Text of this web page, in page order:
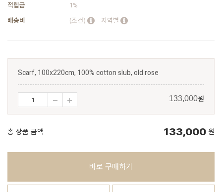
적립금
1%
배송비
(조건) 지역별
Scarf, 100x220cm, 100% cotton slub, old rose
133,000원
총 상품 금액 133,000 원
바로 구매하기